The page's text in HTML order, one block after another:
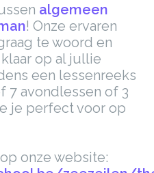
algemeen
! Onze ervaren
te woord en
op al jullie
een lessenreeks
7 avondlessen of 3
je perfect voor op
onze website: